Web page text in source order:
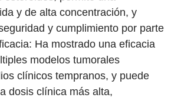
y de alta concentración, y
y cumplimiento por parte
Ha mostrado una eficacia
modelos tumorales
clínicos tempranos, y puede
dosis clínica más alta,